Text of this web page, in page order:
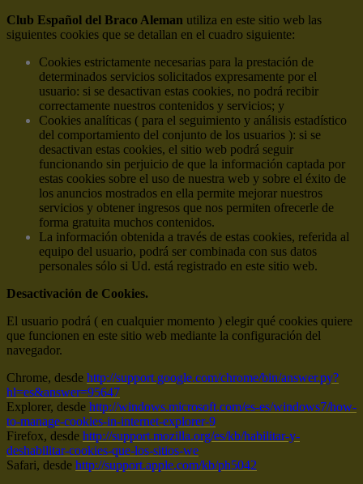
Club Español del Braco Aleman utiliza en este sitio web las
siguientes cookies que se detallan en el cuadro siguiente:
Cookies estrictamente necesarias para la prestación de
determinados servicios solicitados expresamente por el
usuario: si se desactivan estas cookies, no podrá recibir
correctamente nuestros contenidos y servicios; y
Cookies analíticas ( para el seguimiento y análisis estadístico
del comportamiento del conjunto de los usuarios ): si se
desactivan estas cookies, el sitio web podrá seguir
funcionando sin perjuicio de que la información captada por
estas cookies sobre el uso de nuestra web y sobre el éxito de
los anuncios mostrados en ella permite mejorar nuestros
servicios y obtener ingresos que nos permiten ofrecerle de
forma gratuita muchos contenidos.
La información obtenida a través de estas cookies, referida al
equipo del usuario, podrá ser combinada con sus datos
personales sólo si Ud. está registrado en este sitio web.
Desactivación de Cookies.
El usuario podrá ( en cualquier momento ) elegir qué cookies quiere
que funcionen en este sitio web mediante la configuración del
navegador.
Chrome, desde http://support.google.com/chrome/bin/answer.py?
hl=es&answer=95647
Explorer, desde http://windows.microsoft.com/es-es/windows7/how-
to-manage-cookies-in-internet-explorer-9
Firefox, desde http://support.mozilla.org/es/kb/habilitar-y-
deshabilitar-cookies-que-los-sitios-we
Safari, desde http://support.apple.com/kb/ph5042